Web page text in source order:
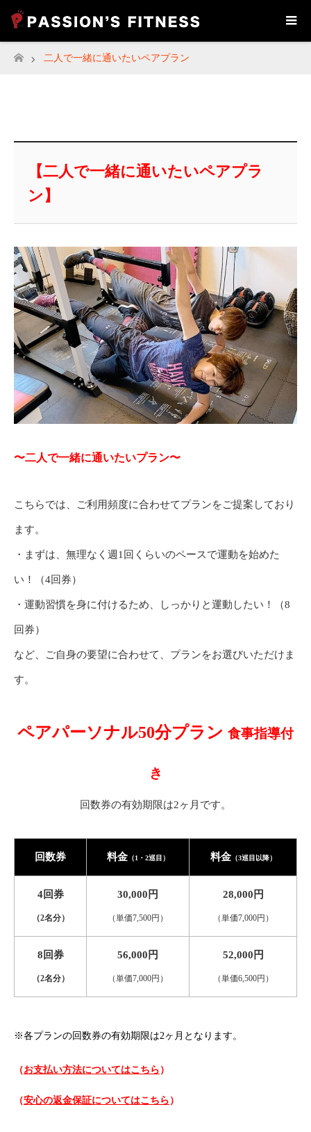
ホーム
二人で一緒に通いたいペアプラン
【二人で一緒に通いたいペアプラ
ン】
〜二人で一緒に通いたいプラン〜
こちらでは、ご利用頻度に合わせてプランをご提案しており
ます。
・まずは、無理なく週1回くらいのペースで運動を始めた
い！（4回券）
・運動習慣を身に付けるため、しっかりと運動したい！（8
回券）
など、ご自身の要望に合わせて、プランをお選びいただけま
す。
ペアパーソナル50分プラン 食事指導付
き
回数券の有効期限は2ヶ月です。
回数券 料金（1・2巡目） 料金（3巡目以降）
4回券
（2名分）
30,000円
（単価7,500円）
28,000円
（単価7,000円）
8回券
（2名分）
56,000円
（単価7,000円）
52,000円
（単価6,500円）
※各プランの回数券の有効期限は2ヶ月となります。
（お支払い方法についてはこちら ）
（安心の返金保証についてはこちら ）